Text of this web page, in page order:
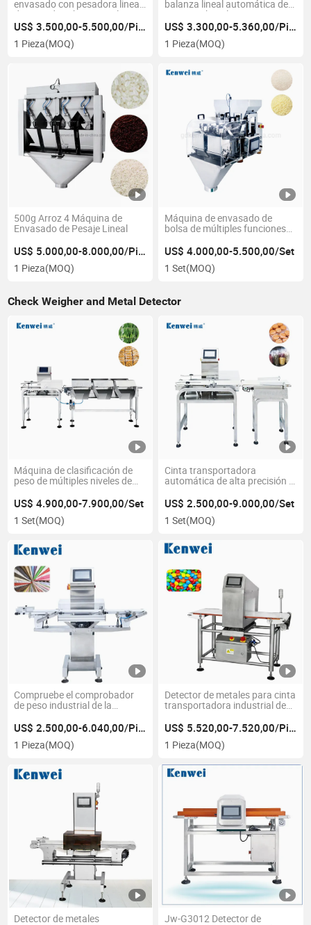
envasado con pesadora lineal
de cinta de cabeza simple para
pesar y empaquetar
materiales con ligera
viscosidad, como granos de
US$ 3.500,00-5.500,00/Pieza
1 Pieza(MOQ)
balanza lineal automática de
cuatro cabezales
multifuncional para pesar y
empaquetar polvo de café
US$ 3.300,00-5.360,00/Pieza
1 Pieza(MOQ)
500g Arroz 4 Máquina de
Envasado de Pesaje Lineal
US$ 5.000,00-8.000,00/Pieza
1 Pieza(MOQ)
Máquina de envasado de
bolsa de múltiples funciones
máquina de llenado con dos
cabezales y pesadora lineal
para detergente en polvo,
US$ 4.000,00-5.500,00/Set
1 Set(MOQ)
Check Weigher and Metal Detector
Máquina de clasificación de
peso de múltiples niveles de
peso de alimentos para la
industria
US$ 4.900,00-7.900,00/Set
1 Set(MOQ)
Cinta transportadora
automática de alta precisión la
línea funciona para el
envasado multifunción
Máquina para pesar y
US$ 2.500,00-9.000,00/Set
1 Set(MOQ)
Compruebe el comprobador
de peso industrial de la
automática
US$ 2.500,00-6.040,00/Pieza
1 Pieza(MOQ)
Detector de metales para cinta
transportadora industrial de
alimentos
US$ 5.520,00-7.520,00/Pieza
1 Pieza(MOQ)
Detector de metales
Jw-G3012 Detector de